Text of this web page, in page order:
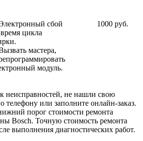
сбой
цикла
мастера,
модуль.
1000 руб.
неисправностей, не нашли свою
телефону или заполните онлайн-заказ.
порог стоимости ремонта
Bosch. Точную стоимость ремонта
выполнения диагностических работ.